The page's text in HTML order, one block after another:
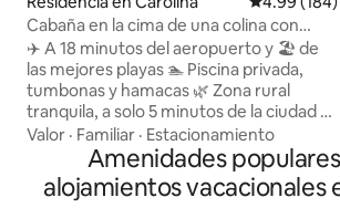
Cabaña en la cima de una colina con
piscina y vistas – A 18 minutos del
aeropuerto
✈️ A 18 minutos del aeropuerto y 🏖️ de
las mejores playas 🏊 Piscina privada,
tumbonas y hamacas 🌿 Zona rural
tranquila, a solo 5 minutos de la ciudad 🌴
A 45 minutos del Bosque Nacional El
Yunque y la playa de Luquillo 🏡 Cabaña
en la cima de una colina con vistas al mar
y las montañas 🛏 Cama tamaño queen
Valor · Familiar · Estacionamiento
Amenidades
alojamientos vacacionales